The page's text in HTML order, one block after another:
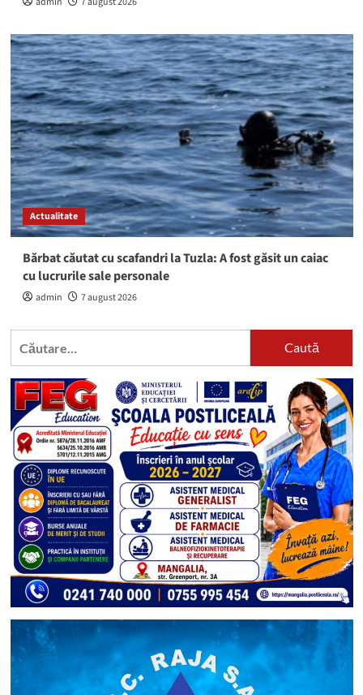
Actualitate
Bărbat căutat cu scafandri la Tuzla: A fost găsit un caiac
cu lucrurile sale personale
admin 7 august 2026
Caută